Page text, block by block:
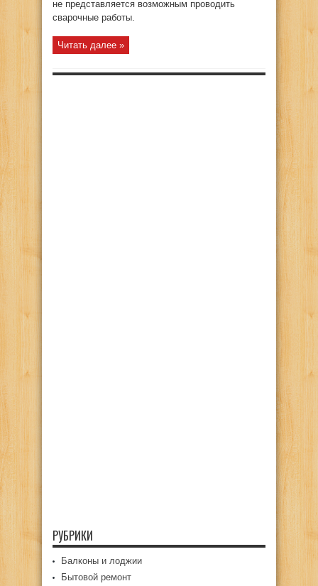
Особенности
заклепок
не представляется возможным проводить
сварочные работы.
Читать далее »
РУБРИКИ
Балконы и лоджии
Бытовой ремонт